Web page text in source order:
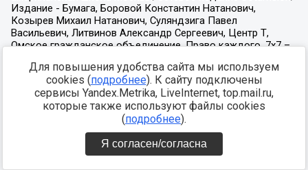
Для повышения удобства сайта мы используем
cookies (подробнее). К сайту подключены
сервисы Yandex.Metrika, LiveInternet, top.mail.ru,
которые также используют файлы cookies
(подробнее).
Я согласен/согласна